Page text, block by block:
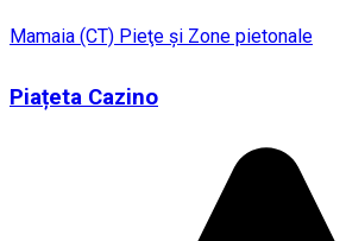
Mamaia (CT) Pieţe şi Zone pietonale
Piațeta Cazino